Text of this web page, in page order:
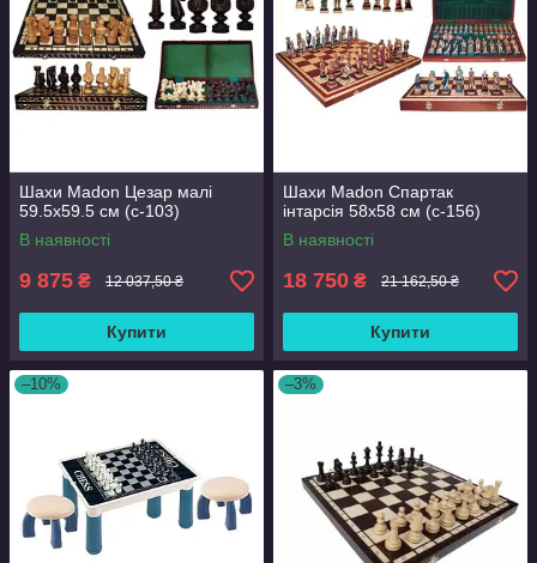
Шахи Madon Цезар малі
59.5х59.5 см (с-103)
В наявності
9 875 ₴ 12 037,50 ₴
Купити
Шахи Madon Спартак
інтарсія 58х58 см (с-156)
В наявності
18 750 ₴ 21 162,50 ₴
Купити
–10% –3%